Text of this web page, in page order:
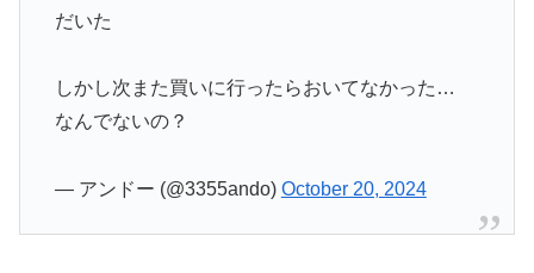
だいた
しかし次また買いに行ったらおいてなかった…
なんでないの？
— アンドー (@3355ando) October 20, 2024